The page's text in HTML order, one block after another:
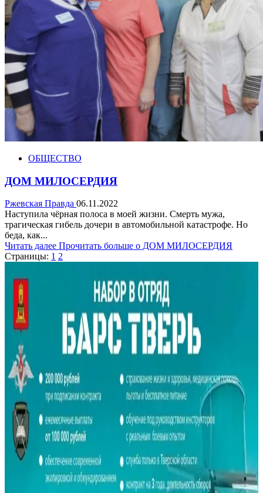
ОБЩЕСТВО
ДОМ МИЛОСЕРДИЯ
Ржевская Правда 06.11.2022
Наступила чёрная полоса в моей жизни. Смерть мужа,
трагическая гибель дочери в автомобильной катастрофе. Но
беда, как...
Читать далее Прочитать больше о ДОМ МИЛОСЕРДИЯ
Страницы: 1 2